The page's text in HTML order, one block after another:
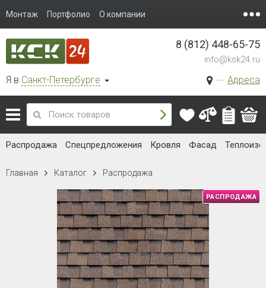
Монтаж Портфолио О компании
Я в Санкт-Петербурге Адреса
8 (812) 448-65-75
info@ksk24.ru
Распродажа Спецпредложения Кровля Фасад
Главная Каталог Распродажа
РАСПРОДАЖА